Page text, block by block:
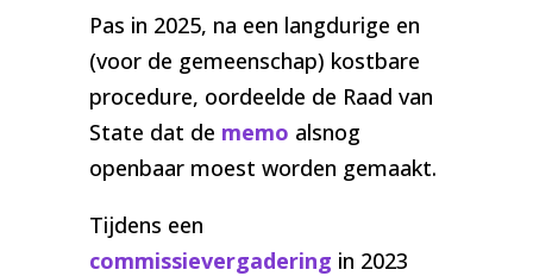
Pas in 2025, na een langdurige en
(voor de gemeenschap) kostbare
procedure, oordeelde de Raad van
State dat de memo alsnog
openbaar moest worden gemaakt.
Tijdens een
commissievergadering in 2023